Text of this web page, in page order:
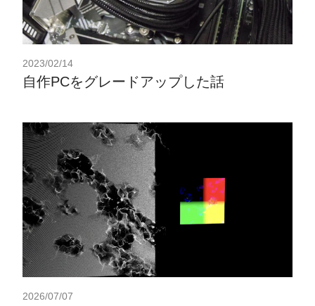
2023/02/14
自作PCをグレードアップした話
2026/07/07